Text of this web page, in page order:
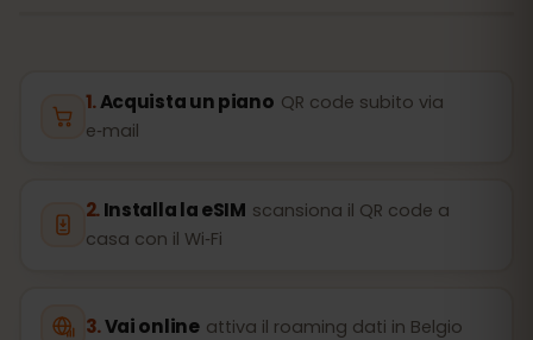
Acquista un piano QR code subito via
e‑mail
Installa la eSIM scansiona il QR code a
casa con il Wi‑Fi
Vai online attiva il roaming dati in Belgio